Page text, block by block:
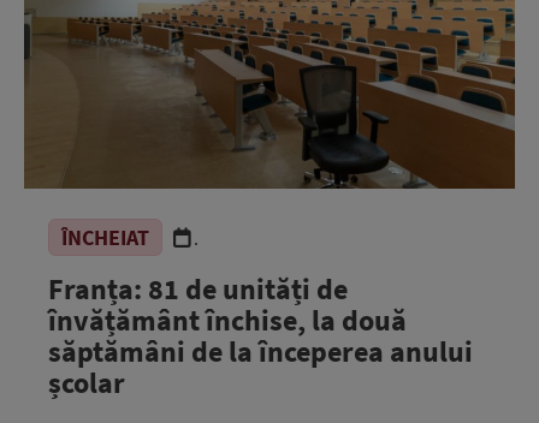
ÎNCHEIAT .
Franța: 81 de unități de
învățământ închise, la două
săptămâni de la începerea anului
școlar